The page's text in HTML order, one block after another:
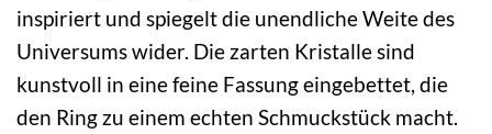
inspiriert und spiegelt die unendliche Weite des
Universums wider. Die zarten Kristalle sind
kunstvoll in eine feine Fassung eingebettet, die
den Ring zu einem echten Schmuckstück macht.